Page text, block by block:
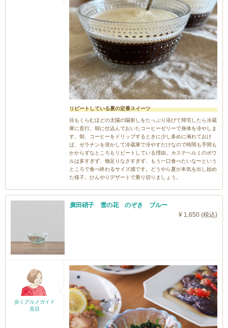
リピートしている夏の定番スイーツ
目もくらむほどの太陽の陽射しをたっぷり浴びて帰宅したら冷蔵
庫に直行。朝に仕込んでおいたコーヒーゼリーで身体を冷やしま
す。朝、コーヒーをドリップするときに少し多めに淹れておけ
ば、ゼラチンを溶かして冷蔵庫で冷やすだけなので時間も手間も
かからずなところもリピートしている理由。カステヘルミのボウ
ルは多すぎず、物足りなさすぎず、もう一口食べたいな〜という
ところで食べ終わるサイズ感です。どうやら夏が本気を出し始め
た様子。ひんやりデザートで乗り切りましょう。
廣田硝子 雪の花 のぞき ブルー
¥ 1,650 (税込)
歩くグルメガイド
見目